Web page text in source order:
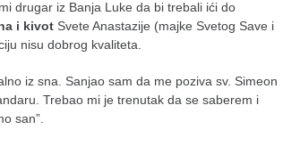
drugar iz Banja Luke da bi trebali ići do
i kivot Svete Anastazije (majke Svetog Save i
nisu dobrog kvaliteta.
iz sna. Sanjao sam da me poziva sv. Simeon
Trebao mi je trenutak da se saberem i
san”.